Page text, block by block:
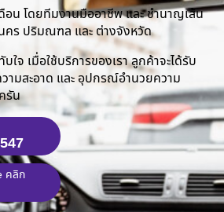
อน โดยทีมงานมืออาชีพ และ ชำนาญเส้น
ร ปริมณฑล และ ต่างจังหวัด
จ เมื่อใช้บริการของเรา ลูกค้าจะได้รับ
ามสะอาด และ อุปกรณ์อำนวยความ
รัน
คลิก